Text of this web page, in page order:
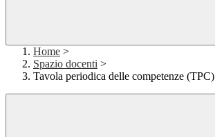
Home >
Spazio docenti >
Tavola periodica delle competenze (TPC)